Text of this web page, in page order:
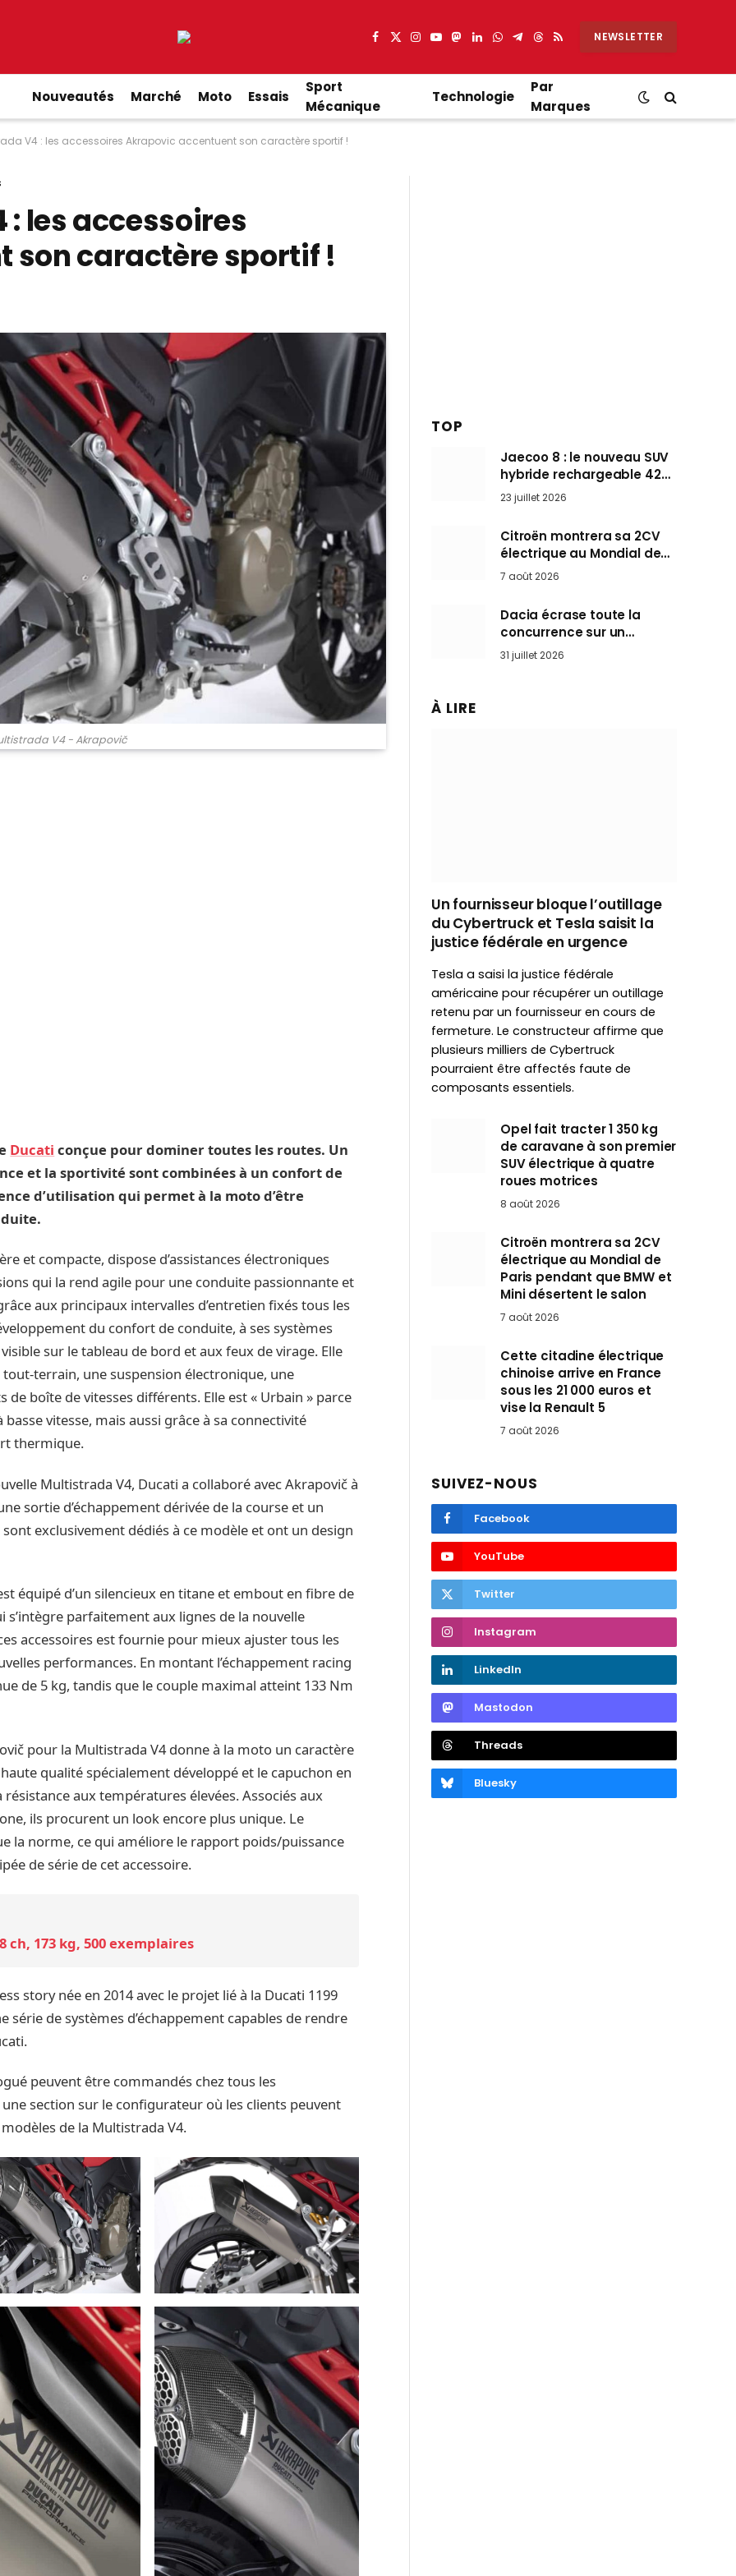
Facebook
X
Instagram
YouTube
Mastodon
LinkedIn
WhatsApp
Partager
Telegram
Threads
RSS NEWSLETTER
Nouveautés Marché Moto Essais
Sport
Mécanique
Technologie
Par
Marques
V4 : les accessoires Akrapovic accentuent son caractère sportif !
les accessoires
son caractère sportif !
V4 - Akrapovič
Ducati conçue pour dominer toutes les routes. Un
et la sportivité sont combinées à un confort de
d’utilisation qui permet à la moto d’être
et compacte, dispose d’assistances électroniques
qui la rend agile pour une conduite passionnante et
aux principaux intervalles d’entretien fixés tous les
du confort de conduite, à ses systèmes
sur le tableau de bord et aux feux de virage. Elle
tout-terrain, une suspension électronique, une
boîte de vitesses différents. Elle est « Urbain » parce
vitesse, mais aussi grâce à sa connectivité
thermique.
Multistrada V4, Ducati a collaboré avec Akrapovič à
sortie d’échappement dérivée de la course et un
exclusivement dédiés à ce modèle et ont un design
équipé d’un silencieux en titane et embout en fibre de
parfaitement aux lignes de la nouvelle
accessoires est fournie pour mieux ajuster tous les
performances. En montant l’échappement racing
de 5 kg, tandis que le couple maximal atteint 133 Nm
pour la Multistrada V4 donne à la moto un caractère
qualité spécialement développé et le capuchon en
aux températures élevées. Associés aux
ils procurent un look encore plus unique. Le
la norme, ce qui améliore le rapport poids/puissance
de série de cet accessoire.
ch, 173 kg, 500 exemplaires
story née en 2014 avec le projet lié à la Ducati 1199
série de systèmes d’échappement capables de rendre
peuvent être commandés chez tous les
section sur le configurateur où les clients peuvent
de la Multistrada V4.
TOP
Jaecoo 8 : le nouveau SUV
hybride rechargeable 428
ch qui vise l’Audi Q7 arrive
en Europe cet automne
23 juillet 2026
Citroën montrera sa 2CV
électrique au Mondial de
Paris pendant que BMW et
7 août 2026
Dacia écrase toute la
concurrence sur un
marché où personne ne
l’attendait
31 juillet 2026
À LIRE
Un fournisseur bloque l’outillage
du Cybertruck et Tesla saisit la
justice fédérale en urgence
Tesla a saisi la justice fédérale
américaine pour récupérer un outillage
retenu par un fournisseur en cours de
fermeture. Le constructeur affirme que
plusieurs milliers de Cybertruck
pourraient être affectés faute de
composants essentiels.
Opel fait tracter 1 350 kg
de caravane à son premier
SUV électrique à quatre
roues motrices
8 août 2026
Citroën montrera sa 2CV
électrique au Mondial de
Paris pendant que BMW et
Mini désertent le salon
7 août 2026
Cette citadine électrique
chinoise arrive en France
sous les 21 000 euros et
vise la Renault 5
7 août 2026
SUIVEZ-NOUS
Facebook
YouTube
Twitter
Instagram
LinkedIn
Mastodon
Threads
Bluesky